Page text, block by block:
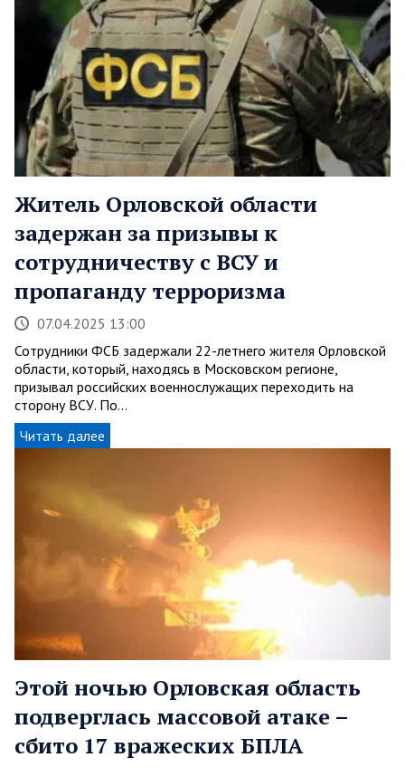
Житель Орловской области
задержан за призывы к
сотрудничеству с ВСУ и
пропаганду терроризма
07.04.2025 13:00
Сотрудники ФСБ задержали 22-летнего жителя Орловской
области, который, находясь в Московском регионе,
призывал российских военнослужащих переходить на
сторону ВСУ. По…
Читать далее
Этой ночью Орловская область
подверглась массовой атаке –
сбито 17 вражеских БПЛА